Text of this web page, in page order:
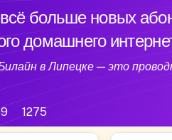
больше новых
домашнего
в Липецке — это
1275